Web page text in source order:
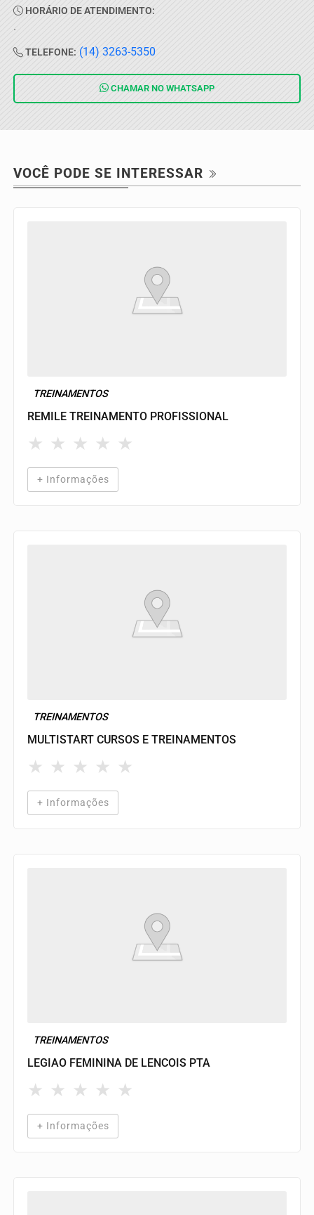
HORÁRIO DE ATENDIMENTO:
.
TELEFONE: (14) 3263-5350
CHAMAR NO WHATSAPP
VOCÊ PODE SE INTERESSAR
TREINAMENTOS
REMILE TREINAMENTO PROFISSIONAL
★ ★ ★ ★ ★
+ Informações
TREINAMENTOS
MULTISTART CURSOS E TREINAMENTOS
★ ★ ★ ★ ★
+ Informações
TREINAMENTOS
LEGIAO FEMININA DE LENCOIS PTA
★ ★ ★ ★ ★
+ Informações